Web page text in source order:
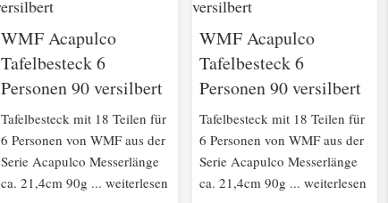
WMF Acapulco
Tafelbesteck 6
Personen 90 versilbert
Tafelbesteck mit 18 Teilen für
6 Personen von WMF aus der
Serie Acapulco Messerlänge
ca. 21,4cm 90g ... weiterlesen
WMF Acapulco
Tafelbesteck 6
Personen 90 versilbert
Tafelbesteck mit 18 Teilen für
6 Personen von WMF aus der
Serie Acapulco Messerlänge
ca. 21,4cm 90g ... weiterlesen